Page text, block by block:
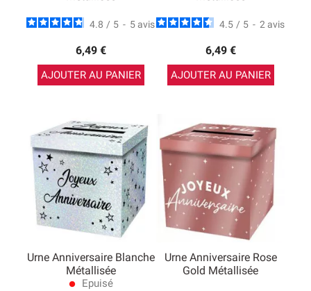
4.8 / 5 - 5 avis
6,49 €
AJOUTER AU PANIER
4.5 / 5 - 2 avis
6,49 €
AJOUTER AU PANIER
Urne Anniversaire Blanche
Métallisée
lens Epuisé
Urne Anniversaire Rose
Gold Métallisée